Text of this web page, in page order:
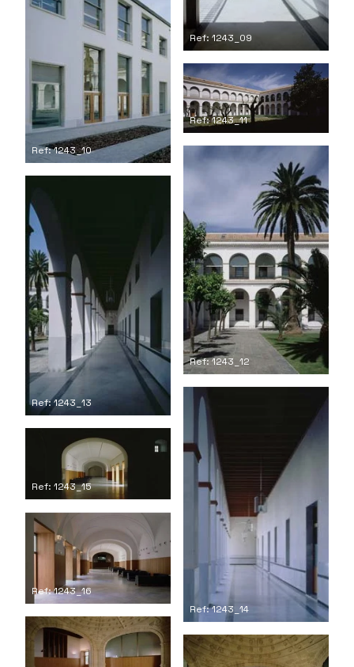
Ref: 1243_09
Ref: 1243_10
Ref: 1243_11
Ref: 1243_12
Ref: 1243_13
Ref: 1243_14
Ref: 1243_15
Ref: 1243_16